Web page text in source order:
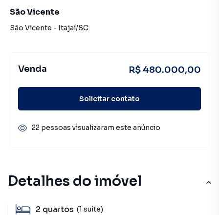
Detalhes do imóvel
2 quartos (1 suíte)
São Vicente
São Vicente - Itajaí/SC
Venda R$ 480.000,00
Solicitar contato
22 pessoas visualizaram este anúncio